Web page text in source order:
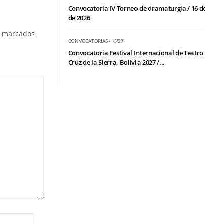
Convocatoria IV Torneo de dramaturgia / 16
de 2026
CONVOCATORIAS• 27
Convocatoria Festival Internacional de Teatro
Cruz de la Sierra, Bolivia 2027 /...